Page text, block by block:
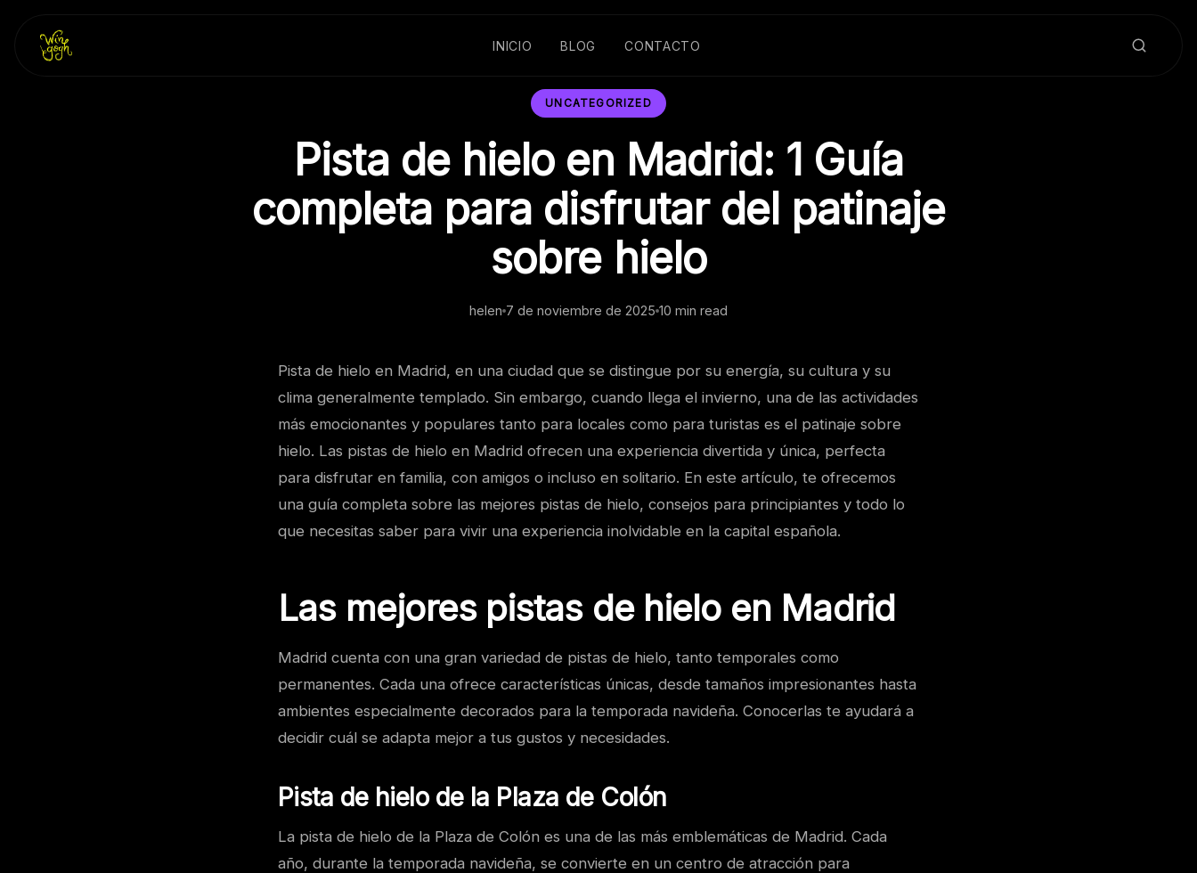
content
INICIO BLOG CONTACTO
UNCATEGORIZED
Pista de hielo en Madrid: 1 Guía
completa para disfrutar del patinaje
sobre hielo
helen 7 de noviembre de 2025 10 min read
Pista de hielo en Madrid, en una ciudad que se distingue por su energía, su cultura y su
clima generalmente templado. Sin embargo, cuando llega el invierno, una de las actividades
más emocionantes y populares tanto para locales como para turistas es el patinaje sobre
hielo. Las pistas de hielo en Madrid ofrecen una experiencia divertida y única, perfecta
para disfrutar en familia, con amigos o incluso en solitario. En este artículo, te ofrecemos
una guía completa sobre las mejores pistas de hielo, consejos para principiantes y todo lo
que necesitas saber para vivir una experiencia inolvidable en la capital española.
Las mejores pistas de hielo en Madrid
Madrid cuenta con una gran variedad de pistas de hielo, tanto temporales como
permanentes. Cada una ofrece características únicas, desde tamaños impresionantes hasta
ambientes especialmente decorados para la temporada navideña. Conocerlas te ayudará a
decidir cuál se adapta mejor a tus gustos y necesidades.
Pista de hielo de la Plaza de Colón
La pista de hielo de la Plaza de Colón es una de las más emblemáticas de Madrid. Cada
año, durante la temporada navideña, se convierte en un centro de atracción para